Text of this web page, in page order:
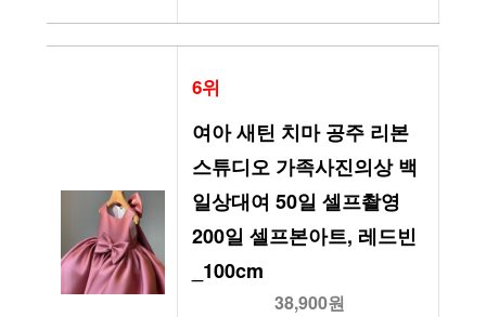
6위
여아 새틴 치마 공주 리본
스튜디오 가족사진의상 백
일상대여 50일 셀프촬영
200일 셀프본아트, 레드빈
_100cm
38,900원